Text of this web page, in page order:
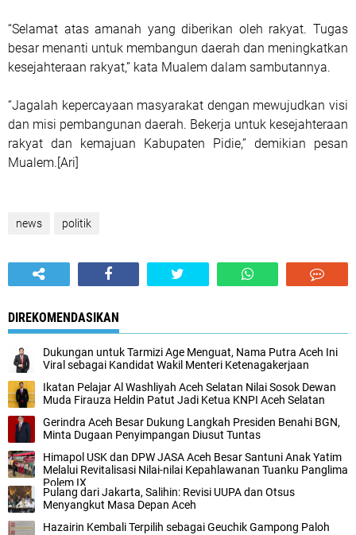
“Selamat atas amanah yang diberikan oleh rakyat. Tugas
besar menanti untuk membangun daerah dan meningkatkan
kesejahteraan rakyat,” kata Mualem dalam sambutannya.
“Jagalah kepercayaan masyarakat dengan mewujudkan visi
dan misi pembangunan daerah. Bekerja untuk kesejahteraan
rakyat dan kemajuan Kabupaten Pidie,” demikian pesan
Mualem.[Ari]
news politik
DIREKOMENDASIKAN
Dukungan untuk Tarmizi Age Menguat, Nama Putra Aceh Ini
Viral sebagai Kandidat Wakil Menteri Ketenagakerjaan
Ikatan Pelajar Al Washliyah Aceh Selatan Nilai Sosok Dewan
Muda Firauza Heldin Patut Jadi Ketua KNPI Aceh Selatan
Gerindra Aceh Besar Dukung Langkah Presiden Benahi BGN,
Minta Dugaan Penyimpangan Diusut Tuntas
Himapol USK dan DPW JASA Aceh Besar Santuni Anak Yatim
Melalui Revitalisasi Nilai-nilai Kepahlawanan Tuanku Panglima
Polem IX
Pulang dari Jakarta, Salihin: Revisi UUPA dan Otsus
Menyangkut Masa Depan Aceh
Hazairin Kembali Terpilih sebagai Geuchik Gampong Paloh